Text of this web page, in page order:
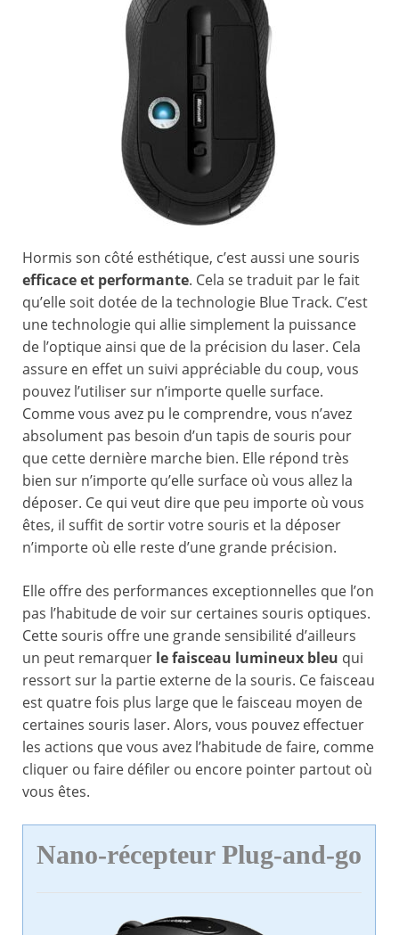
Hormis son côté esthétique, c’est aussi une souris
efficace et performante. Cela se traduit par le fait
qu’elle soit dotée de la technologie Blue Track. C’est
une technologie qui allie simplement la puissance
de l’optique ainsi que de la précision du laser. Cela
assure en effet un suivi appréciable du coup, vous
pouvez l’utiliser sur n’importe quelle surface.
Comme vous avez pu le comprendre, vous n’avez
absolument pas besoin d’un tapis de souris pour
que cette dernière marche bien. Elle répond très
bien sur n’importe qu’elle surface où vous allez la
déposer. Ce qui veut dire que peu importe où vous
êtes, il suffit de sortir votre souris et la déposer
n’importe où elle reste d’une grande précision.
Elle offre des performances exceptionnelles que l’on
pas l’habitude de voir sur certaines souris optiques.
Cette souris offre une grande sensibilité d’ailleurs
un peut remarquer le faisceau lumineux bleu qui
ressort sur la partie externe de la souris. Ce faisceau
est quatre fois plus large que le faisceau moyen de
certaines souris laser. Alors, vous pouvez effectuer
les actions que vous avez l’habitude de faire, comme
cliquer ou faire défiler ou encore pointer partout où
vous êtes.
Nano-récepteur Plug-and-go